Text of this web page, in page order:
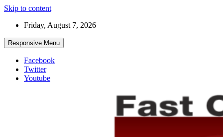
Skip to content
Friday, August 7, 2026
Responsive Menu
Facebook
Twitter
Youtube